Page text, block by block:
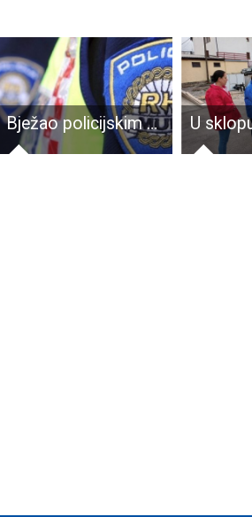
Bježao policijskim službenicima na neregistriranom motociklu bez položenog vozačkog ispita